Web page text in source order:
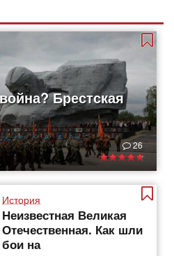
Брестская
26
История
Неизвестная Великая
Отечественная. Как шли
бои на